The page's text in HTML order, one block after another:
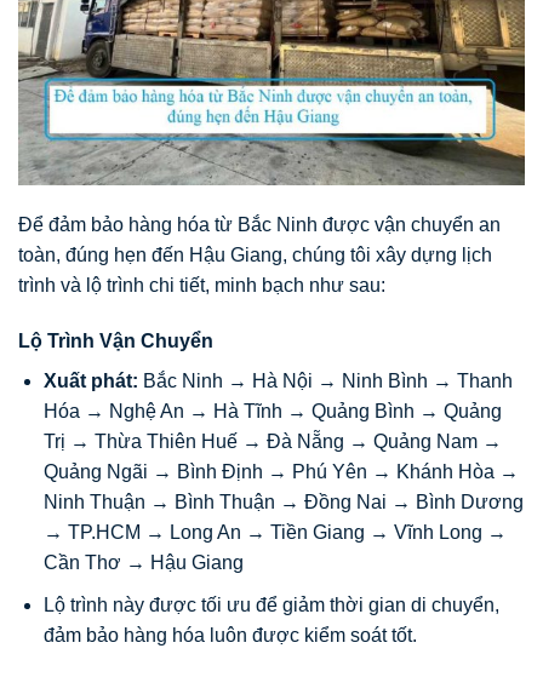
Để đảm bảo hàng hóa từ Bắc Ninh được vận chuyển an
toàn, đúng hẹn đến Hậu Giang, chúng tôi xây dựng lịch
trình và lộ trình chi tiết, minh bạch như sau:
Lộ Trình Vận Chuyển
Xuất phát: Bắc Ninh → Hà Nội → Ninh Bình → Thanh
Hóa → Nghệ An → Hà Tĩnh → Quảng Bình → Quảng
Trị → Thừa Thiên Huế → Đà Nẵng → Quảng Nam →
Quảng Ngãi → Bình Định → Phú Yên → Khánh Hòa →
Ninh Thuận → Bình Thuận → Đồng Nai → Bình Dương
→ TP.HCM → Long An → Tiền Giang → Vĩnh Long →
Cần Thơ → Hậu Giang
Lộ trình này được tối ưu để giảm thời gian di chuyển,
đảm bảo hàng hóa luôn được kiểm soát tốt.